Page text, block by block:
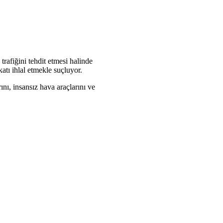
tehdit etmesi halinde
ihlal etmekle suçluyor.
insansız hava araçlarını ve